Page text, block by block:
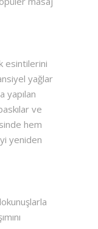
esintilerini
yağlar
yapılan
ve
hem
yeniden